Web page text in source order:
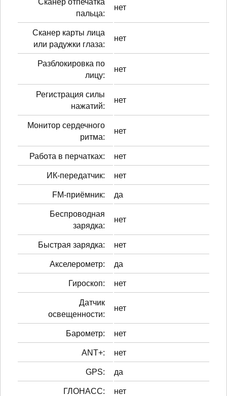
пальца:
нет
Сканер карты лица
или радужки глаза:
нет
Разблокировка по
лицу:
нет
Регистрация силы
нажатий:
нет
Монитор сердечного
ритма:
нет
Работа в перчатках: нет
ИК-передатчик: нет
FM-приёмник: да
Беспроводная
зарядка:
нет
Быстрая зарядка: нет
Акселерометр: да
Гироскоп: нет
Датчик
освещенности:
нет
Барометр: нет
ANT+: нет
GPS: да
ГЛОНАСС: нет